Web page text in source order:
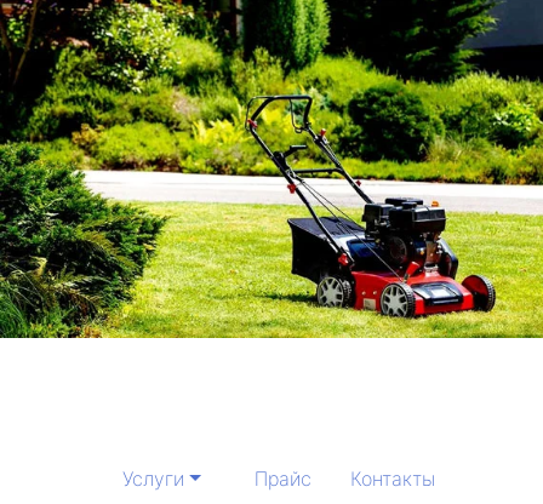
Услуги Прайс Контакты